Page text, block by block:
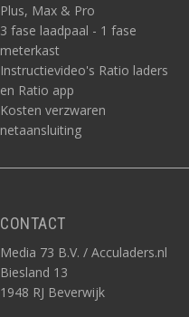
Plus, Max & Pro
3 fase laadpaal - 1 fase
meterkast
Instructievideo's Ratio laders
en Ratio app
Kosten verzwaren
netaansluiting
CONTACT
Media 73 B.V. / Acculaders.nl
Biesland 13
1948 RJ Beverwijk